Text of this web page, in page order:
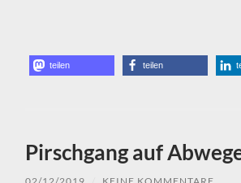
teilen teilen
Pirschgang auf